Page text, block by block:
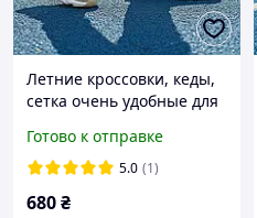
Летние кроссовки, кеды,
сетка очень удобные для
Готово к отправке
5.0 (1)
680₴